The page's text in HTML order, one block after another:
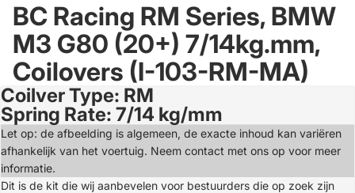
BC Racing RM Series, BMW
M3 G80 (20+) 7/14kg.mm,
Coilovers (I-103-RM-MA)
Open
image
in
full
screen
Coilver Type: RM
Spring Rate: 7/14 kg/mm
Let op: de afbeelding is algemeen, de exacte inhoud kan variëren
afhankelijk van het voertuig. Neem contact met ons op voor meer
informatie.
Dit is de kit die wij aanbevelen voor bestuurders die op zoek zijn